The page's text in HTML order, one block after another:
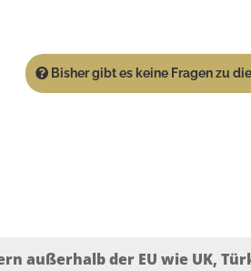
Bisher gibt es keine Fragen zu
außerhalb der EU wie UK,